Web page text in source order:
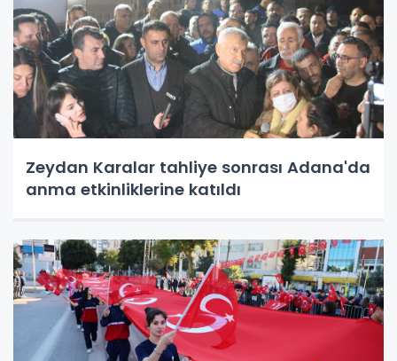
Zeydan Karalar tahliye sonrası Adana'da
anma etkinliklerine katıldı